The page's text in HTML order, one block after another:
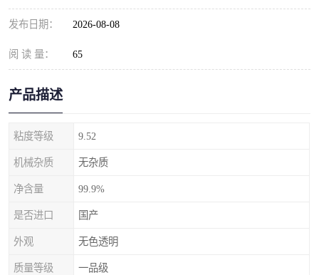
发布日期： 2026-08-08
阅 读 量： 65
产品描述
粘度等级 9.52
机械杂质 无杂质
净含量 99.9%
是否进口 国产
外观 无色透明
质量等级 一品级